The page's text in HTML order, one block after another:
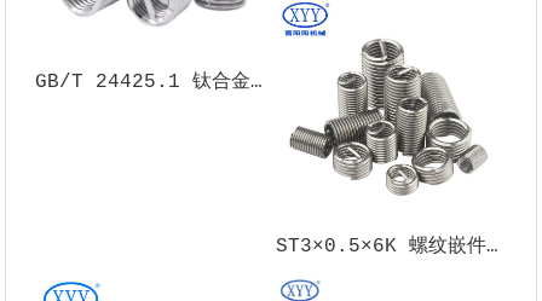
GB/T 24425.1 钛合金 M3×0.5×2D 钢丝螺套
ST3×0.5×6K 螺纹嵌件 | 螺纹修复专用嵌件